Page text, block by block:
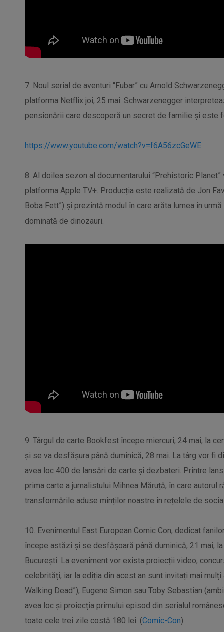
7. Noul serial de aventuri “Fubar” cu Arnold
platforma Netflix joi, 25 mai. Schwarzenegger
pensionării care descoperă un secret de familie și este
https://www.youtube.com/watch?v=f6A56zcGeWE
8. Al doilea sezon al documentarului “Prehistoric
platforma Apple TV+. Producția este realizată de Jon
Boba Fett”) și prezintă modul în care arăta lumea în
dominată de dinozauri.
9. Târgul de carte Bookfest începe miercuri, 24 mai, la
și se va desfășura până duminică, 28 mai. La târg vor fi
avea loc 400 de lansări de carte și dezbateri. Printre
prima carte a jurnalistului Mihnea Măruță, în care autorul
transformările aduse minților noastre în rețelele de
10. Evenimentul East European Comic Con, dedicat
începe astăzi și se desfășoară până duminică, 21 mai,
București. La eveniment vor exista proiecții video,
celebrități, iar la ediția din acest an sunt invitați mai mulți
Walking Dead”), Eugene Simon sau Toby Sebastian
avea loc și proiecția primului episod din serialul
toate cele trei zile costă 180 lei. (Comic-Con)